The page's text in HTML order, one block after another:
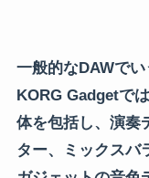
一般的なDAWでい
KORG Gadgetでは
体を包括し、演奏
ター、ミックスバ